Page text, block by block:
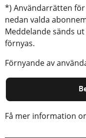
*) Användarrätten för
nedan valda
Meddelande sänds
förnyas.
Förnyande av
Få mer information